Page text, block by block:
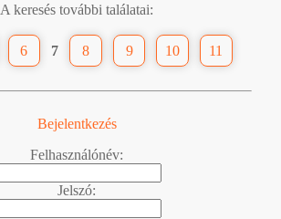
A keresés további találatai:
6 7 8 9 10 11
Bejelentkezés
Felhasználónév:
Jelszó: